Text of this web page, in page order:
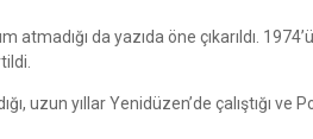
da yazıda öne çıkarıldı.
uzun yıllar Yenidüzen’de çalıştığı ve